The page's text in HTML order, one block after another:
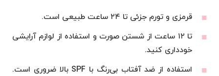
قرمزی و تورم جزئی تا ۲۴ ساعت طبیعی است.
تا ۱۲ ساعت از شستن صورت و استفاده از لوازم آرایشی
خودداری کنید.
استفاده از ضد آفتاب بی‌رنگ با SPF بالا ضروری است.